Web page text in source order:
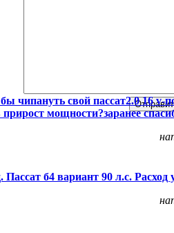
чипануть свой пассат2.0 16 v-
прирост мощности?заранее
Пассат б4 вариант 90 л.с.